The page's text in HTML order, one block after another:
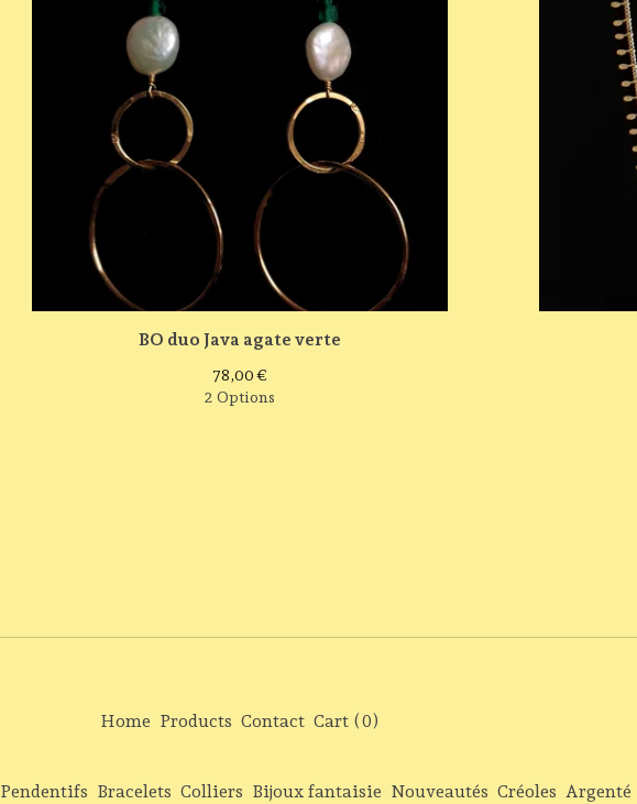
BO duo Java agate verte
78,00€
2 Options
Home Products Contact Cart (0)
Pendentifs Bracelets Colliers Bijoux fantaisie Nouveautés Créoles Argenté